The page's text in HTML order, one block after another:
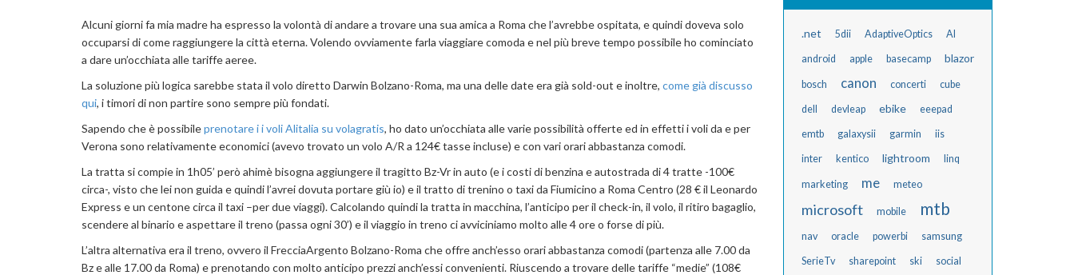
Alcuni giorni fa mia madre ha espresso la volontà di andare a trovare una sua amica a Roma che l’avrebbe ospitata, e quindi doveva solo
occuparsi di come raggiungere la città eterna. Volendo ovviamente farla viaggiare comoda e nel più breve tempo possibile ho cominciato
a dare un’occhiata alle tariffe aeree.
La soluzione più logica sarebbe stata il volo diretto Darwin Bolzano-Roma, ma una delle date era già sold-out e inoltre, come già discusso
qui, i timori di non partire sono sempre più fondati.
Sapendo che è possibileprenotare i i voli Alitalia su volagratis, ho dato un’occhiata alle varie possibilità offerte ed in effetti i voli da e per
Verona sono relativamente economici (avevo trovato un volo A/R a 124€ tasse incluse) e con vari orari abbastanza comodi.
La tratta si compie in 1h05’ però ahimè bisogna aggiungere il tragitto Bz-Vr in auto (e i costi di benzina e autostrada di 4 tratte -100€
circa-, visto che lei non guida e quindi l’avrei dovuta portare giù io) e il tratto di trenino o taxi da Fiumicino a Roma Centro (28 € il Leonardo
Express e un centone circa il taxi –per due viaggi). Calcolando quindi la tratta in macchina, l’anticipo per il check-in, il volo, il ritiro bagaglio,
scendere al binario e aspettare il treno (passa ogni 30’) e il viaggio in treno ci avviciniamo molto alle 4 ore o forse di più.
L’altra alternativa era il treno, ovvero il FrecciaArgento Bolzano-Roma che offre anch’esso orari abbastanza comodi (partenza alle 7.00 da
Bz e alle 17.00 da Roma) e prenotando con molto anticipo prezzi anch’essi convenienti. Riuscendo a trovare delle tariffe “medie” (108€
.net 5dii AdaptiveOptics AI
android apple basecamp blazor
bosch canon concerti cube
dell devleap ebike eeepad
emtb galaxysii garmin iis
inter kentico lightroom linq
marketing me meteo
microsoft mobile mtb
nav oracle powerbi samsung
SerieTv sharepoint ski social